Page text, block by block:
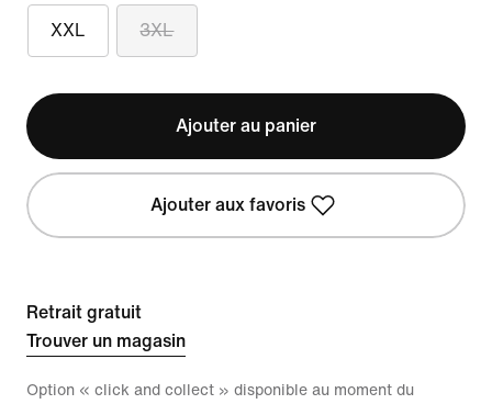
XXL 3XL
Ajouter au panier
Ajouter aux favoris
Retrait gratuit
Trouver un magasin
Option « click and collect » disponible au moment du